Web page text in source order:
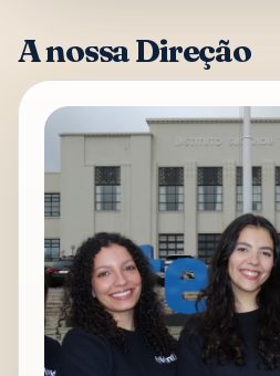
A nossa Direção